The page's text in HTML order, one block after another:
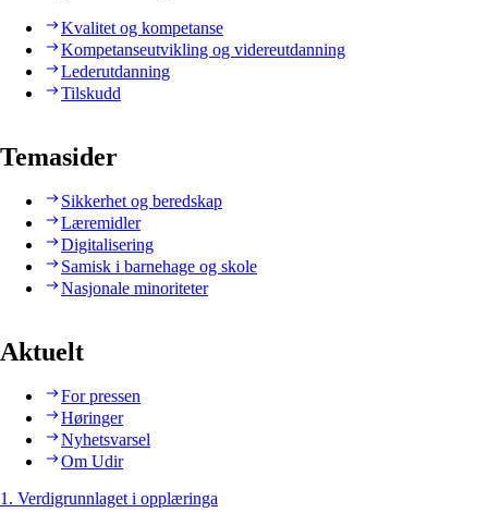
Kvalitet og kompetanse
Kompetanseutvikling og videreutdanning
Lederutdanning
Tilskudd
Temasider
Sikkerhet og beredskap
Læremidler
Digitalisering
Samisk i barnehage og skole
Nasjonale minoriteter
Aktuelt
For pressen
Høringer
Nyhetsvarsel
Om Udir
1. Verdigrunnlaget i opplæringa